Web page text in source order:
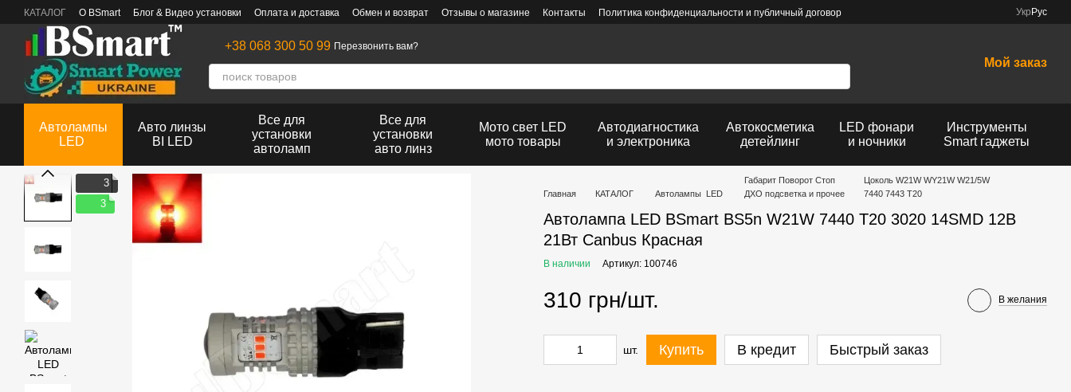
Перейти к основному контенту
КАТАЛОГ О BSmart Блог & Видео установки Оплата и доставка Обмен и возврат Отзывы о магазине Контакты Политика конфиденциальности и публичный договор Укр Рус
+38 068 300 50 99 Перезвонить вам?
Мой заказ
Автолампы
LED
Авто линзы
BI LED
Все для
установки
автоламп
Все для
установки
авто линз
Мото свет LED
мото товары
Автодиагностика
и электроника
Автокосметика
детейлинг
LED фонари
и ночники
Инструменты
Smart гаджеты
3
3
Главная КАТАЛОГ Автолампы LED
Габарит Поворот Стоп
ДХО подсветка и прочее
Цоколь W21W WY21W W21/5W
7440 7443 T20
Автолампа LED BSmart BS5n W21W 7440 T20 3020 14SMD 12В
21Вт Canbus Красная
В наличии Артикул: 100746
310 грн/шт. В желания
шт. Купить В кредит Быстрый заказ